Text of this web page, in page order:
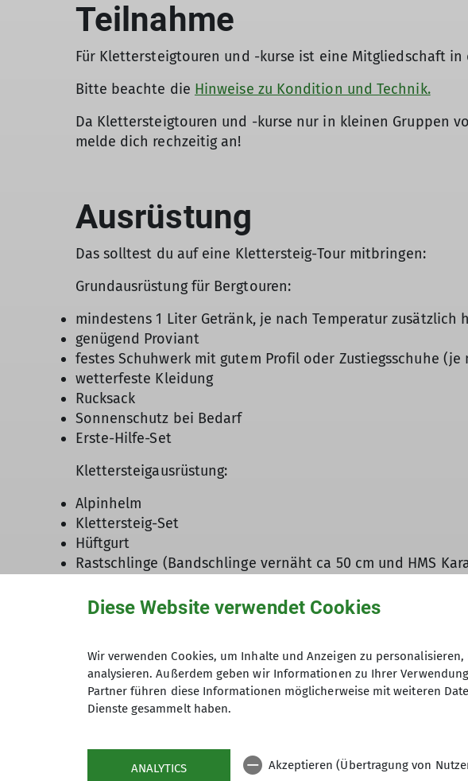
Teilnahme
Für Klettersteigtouren und -kurse ist eine Mitgliedschaft in
Bitte beachte die Hinweise zu Kondition und Technik.
Da Klettersteigtouren und -kurse nur in kleinen Gruppen
melde dich rechzeitig an!
Ausrüstung
Das solltest du auf eine Klettersteig-Tour mitbringen:
Grundausrüstung für Bergtouren:
mindestens 1 Liter Getränk, je nach Temperatur zusätzlich
genügend Proviant
festes Schuhwerk mit gutem Profil oder Zustiegsschuhe
wetterfeste Kleidung
Rucksack
Sonnenschutz bei Bedarf
Erste-Hilfe-Set
Klettersteigausrüstung:
Alpinhelm
Klettersteig-Set
Hüftgurt
Rastschlinge (Bandschlinge vernäht ca 50 cm und HMS
Achte bei deiner Ausrüstung und insbesodere dem
Bei Fragen dazu wende dich gerne und rechzeitig an die
Unsere nächsten Klettersteig-Touren
Diese Website verwendet Cookies
Wir verwenden Cookies, um Inhalte und Anzeigen zu
analysieren. Außerdem geben wir Informationen zu Ihrer
Partner führen diese Informationen möglicherweise mit weiteren
Dienste gesammelt haben.
ANALYTICS Akzeptieren (Übertragung von